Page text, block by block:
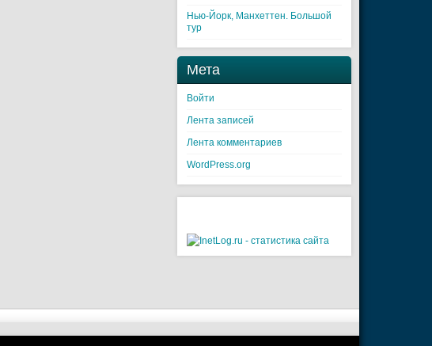
Нью-Йорк, Манхеттен. Большой
тур
Мета
Войти
Лента записей
Лента комментариев
WordPress.org